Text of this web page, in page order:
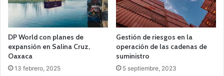
DP World con planes de
expansión en Salina Cruz,
Oaxaca
13 febrero, 2025
Gestión de riesgos en la
operación de las cadenas de
suministro
5 septiembre, 2023